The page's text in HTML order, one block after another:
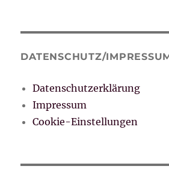
DATENSCHUTZ/
Datenschutzerklärung
Impressum
Cookie-Einstellungen